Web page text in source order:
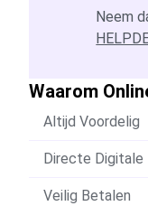
Neem
Waarom
Altijd Voordelig
Directe Digitale
Veilig Betalen